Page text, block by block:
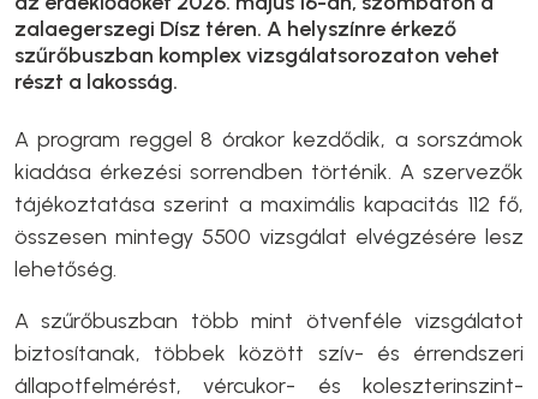
zalaegerszegi Dísz téren. A helyszínre érkező
szűrőbuszban komplex vizsgálatsorozaton vehet
részt a lakosság.
A program reggel 8 órakor kezdődik, a sorszámok
kiadása érkezési sorrendben történik. A szervezők
tájékoztatása szerint a maximális kapacitás 112 fő,
összesen mintegy 5500 vizsgálat elvégzésére lesz
lehetőség.
A szűrőbuszban több mint ötvenféle vizsgálatot
biztosítanak, többek között szív- és érrendszeri
állapotfelmérést, vércukor- és koleszterinszint-